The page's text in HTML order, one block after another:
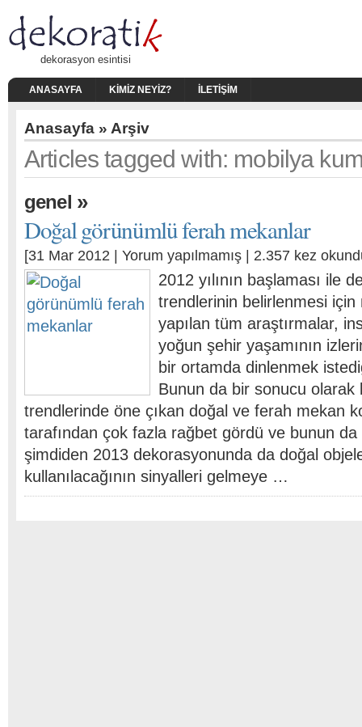
dekorasyon esintisi
ANASAYFA KIMIZ NEYIZ? İLETIŞIM
Anasayfa » Arşiv
Articles tagged with: mobilya
genel »
Doğal görünümlü ferah mekanlar
[31 Mar 2012 | Yorum yapılmamış | 2.357 kez
2012 yılının başlaması ile
trendlerinin belirlenmesi
yapılan tüm araştırmalar,
yoğun şehir yaşamının
bir ortamda dinlenmek
Bunun da bir sonucu olarak
trendlerinde öne çıkan doğal ve ferah mekan
tarafından çok fazla rağbet gördü ve bunun
şimdiden 2013 dekorasyonunda da doğal
kullanılacağının sinyalleri gelmeye …